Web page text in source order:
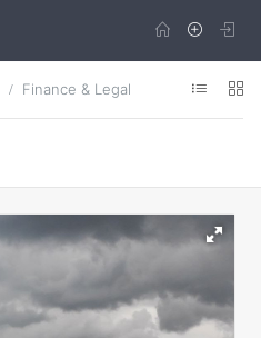
Finance & Legal